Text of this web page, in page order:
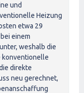
und
Heizung
etwa 29
einem
weshalb die
konventionelle
direkte
neu gerechnet,